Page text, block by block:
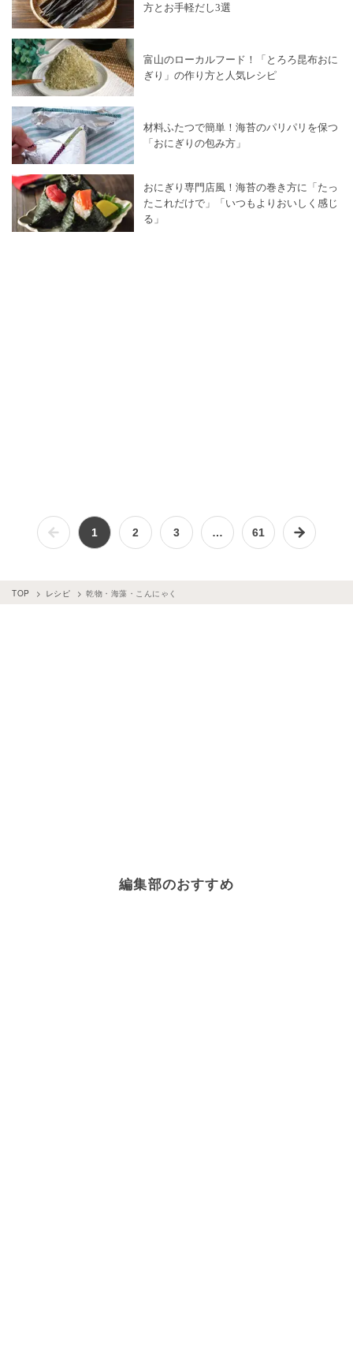
方とお手軽だし3選
富山のローカルフード！「とろろ昆布おに
ぎり」の作り方と人気レシピ
材料ふたつで簡単！海苔のパリパリを保つ
「おにぎりの包み方」
おにぎり専門店風！海苔の巻き方に「たっ
たこれだけで」「いつもよりおいしく感じ
る」
1 2 3 … 61
TOP レシピ 乾物・海藻・こんにゃく
編集部のおすすめ